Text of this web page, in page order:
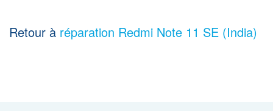
Retour à réparation Redmi Note 11 SE (India)